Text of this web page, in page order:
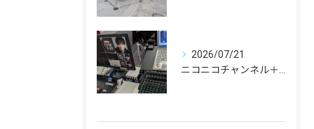
2026/07/21
ニコニコチャンネル＋「西川大貴のエンタメワールド」#19 配信を担当いたしました！